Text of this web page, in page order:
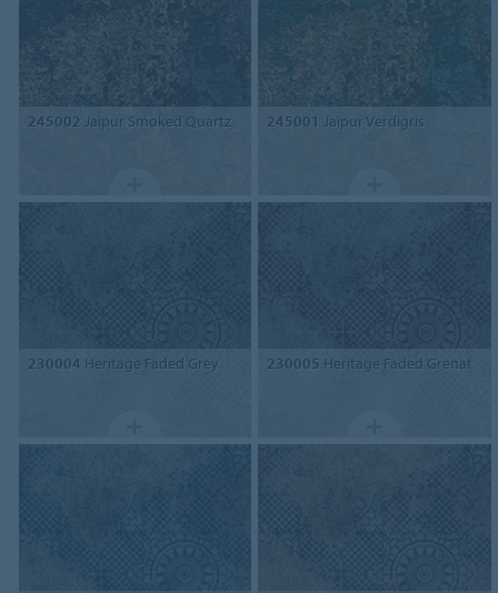
245002 Jaipur Smoked Quartz 245001 Jaipur Verdigris
230004 Heritage Faded Grey 230005 Heritage Faded Grenat